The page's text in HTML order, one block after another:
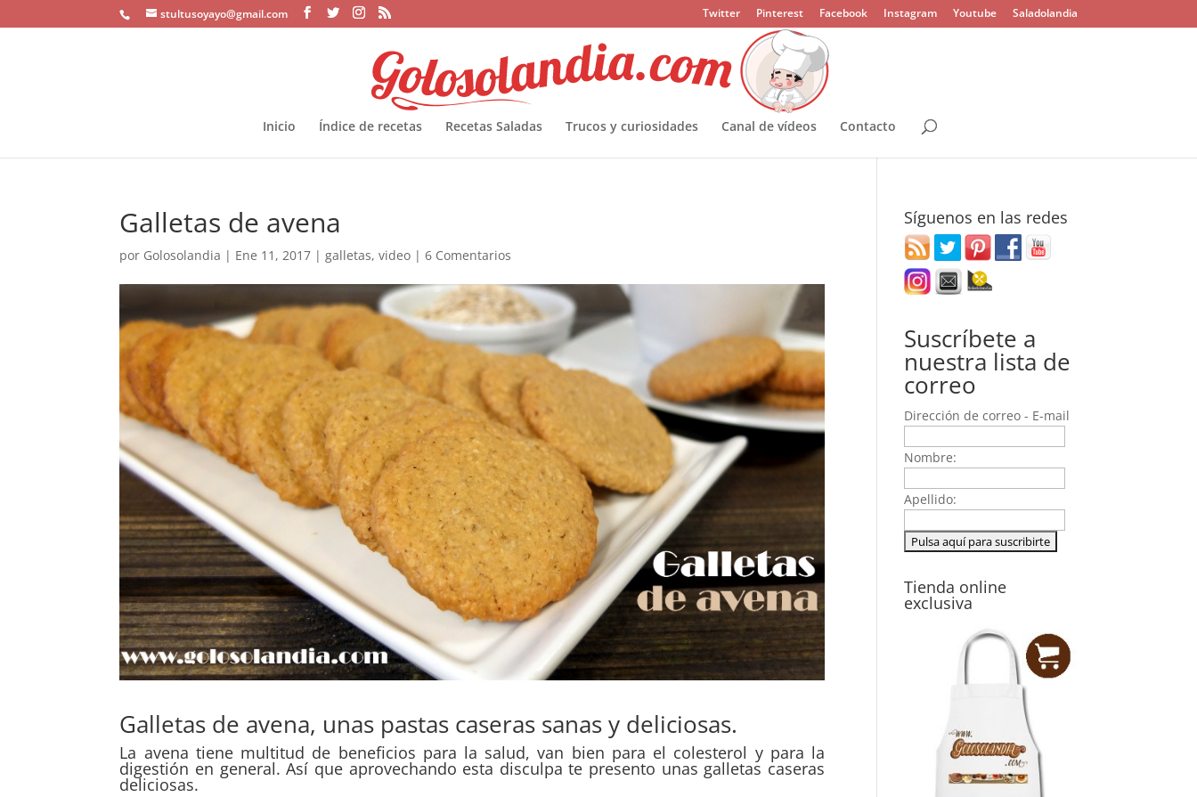
stultusoyayo@gmail.com Twitter Pinterest Facebook Instagram Youtube Saladolandia
Inicio Índice de recetas Recetas Saladas Trucos y curiosidades Canal de vídeos Contacto
Galletas de avena
por Golosolandia | Ene 11, 2017 |galletas,video |6 Comentarios
Galletas de avena, unas pastas caseras sanas y deliciosas.
La avena tiene multitud de beneficios para la salud, van bien para el colesterol y para la
digestión en general. Así que aprovechando esta disculpa te presento unas galletas caseras
deliciosas.
Síguenos en las redes
Suscríbete a
nuestra lista de
correo
Dirección de correo - E-mail
Nombre:
Apellido:
Tienda online
exclusiva